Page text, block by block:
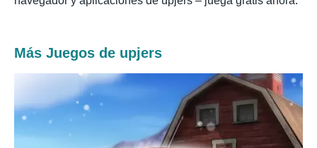
Más Juegos de upjers